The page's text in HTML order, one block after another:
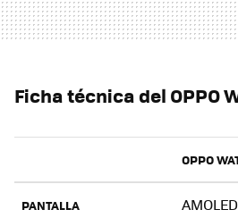
Ficha técnica del OPPO
OPPO
PANTALLA